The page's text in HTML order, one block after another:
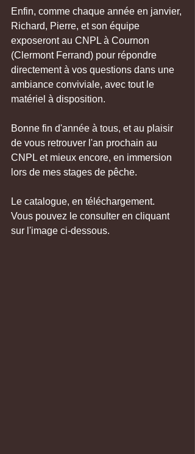
Enfin, comme chaque année en janvier,
Richard, Pierre, et son équipe
exposeront au CNPL à Cournon
(Clermont Ferrand) pour répondre
directement à vos questions dans une
ambiance conviviale, avec tout le
matériel à disposition.
Bonne fin d'année à tous, et au plaisir
de vous retrouver l'an prochain au
CNPL et mieux encore, en immersion
lors de mes stages de pêche.
Le catalogue, en téléchargement.
Vous pouvez le consulter en cliquant
sur l'image ci-dessous.